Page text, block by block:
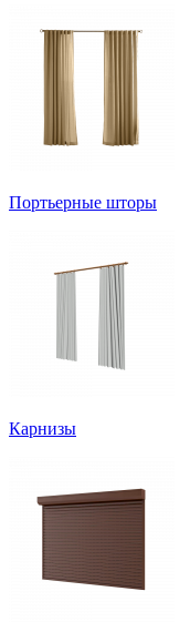
Портьерные шторы
Карнизы